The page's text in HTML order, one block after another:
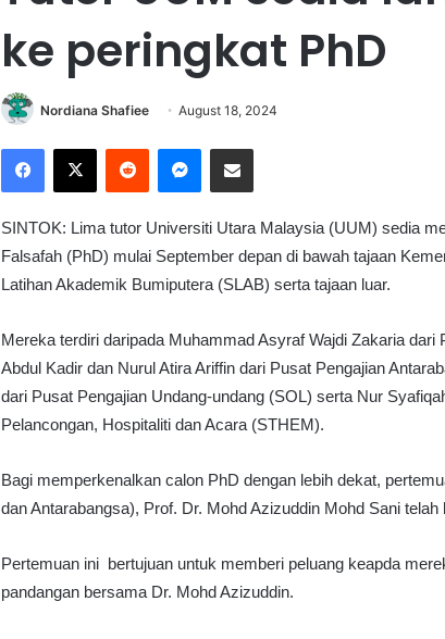
ke peringkat PhD
Nordiana Shafiee August 18, 2024
SINTOK: Lima tutor Universiti Utara Malaysia (UUM) sedia
Falsafah (PhD) mulai September depan di bawah tajaan
Latihan Akademik Bumiputera (SLAB) serta tajaan luar.
Mereka terdiri daripada Muhammad Asyraf Wajdi Zakaria
Abdul Kadir dan Nurul Atira Ariffin dari Pusat Pengajian
dari Pusat Pengajian Undang-undang (SOL) serta Nur
Pelancongan, Hospitaliti dan Acara (STHEM).
Bagi memperkenalkan calon PhD dengan lebih dekat,
dan Antarabangsa), Prof. Dr. Mohd Azizuddin Mohd Sani telah
Pertemuan ini bertujuan untuk memberi peluang keapda
pandangan bersama Dr. Mohd Azizuddin.